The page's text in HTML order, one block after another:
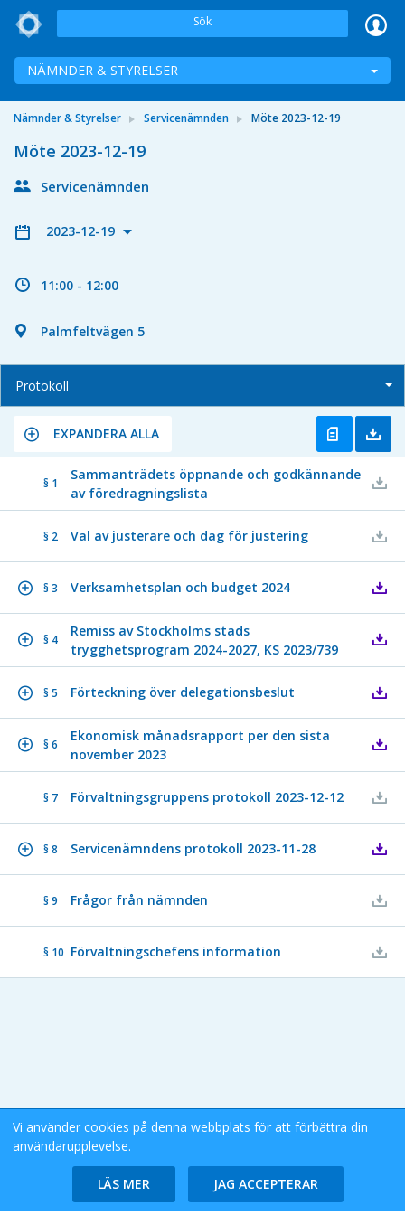
Sök
NÄMNDER & STYRELSER
Nämnder & Styrelser Servicenämnden Möte 2023-12-19
Möte 2023-12-19
Servicenämnden
2023-12-19
11:00 - 12:00
Palmfeltvägen 5
Protokoll
EXPANDERA ALLA
§ 1
Sammanträdets öppnande och godkännande
av föredragningslista
§ 2 Val av justerare och dag för justering
§ 3 Verksamhetsplan och budget 2024
§ 4
Remiss av Stockholms stads
trygghetsprogram 2024-2027, KS 2023/739
§ 5 Förteckning över delegationsbeslut
§ 6
Ekonomisk månadsrapport per den sista
november 2023
§ 7 Förvaltningsgruppens protokoll 2023-12-12
§ 8 Servicenämndens protokoll 2023-11-28
§ 9 Frågor från nämnden
§ 10 Förvaltningschefens information
Stockholms Stad eDok Meetings
Tillgänglighetsredogörelse
Vi använder cookies på denna webbplats för att förbättra din
användarupplevelse.